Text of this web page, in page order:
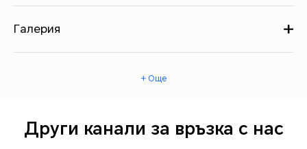
Галерия
+ Още
Други канали за връзка с нас